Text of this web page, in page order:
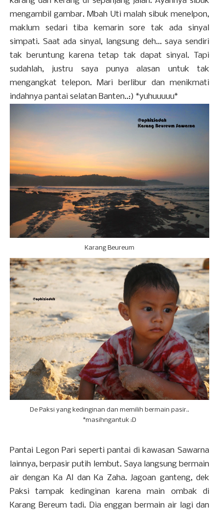
mengambil gambar. Mbah Uti malah sibuk menelpon,
maklum sedari tiba kemarin sore tak ada sinyal
simpati. Saat ada sinyal, langsung deh... saya sendiri
tak beruntung karena tetap tak dapat sinyal. Tapi
sudahlah, justru saya punya alasan untuk tak
mengangkat telepon. Mari berlibur dan menikmati
indahnya pantai selatan Banten..:) *yuhuuuuu*
Karang Beureum
De Paksi yang kedinginan dan memilih bermain pasir..
*masihngantuk :D
Pantai Legon Pari seperti pantai di kawasan Sawarna
lainnya, berpasir putih lembut. Saya langsung bermain
air dengan Ka Al dan Ka Zaha. Jagoan ganteng, dek
Paksi tampak kedinginan karena main ombak di
Karang Bereum tadi. Dia enggan bermain air lagi dan